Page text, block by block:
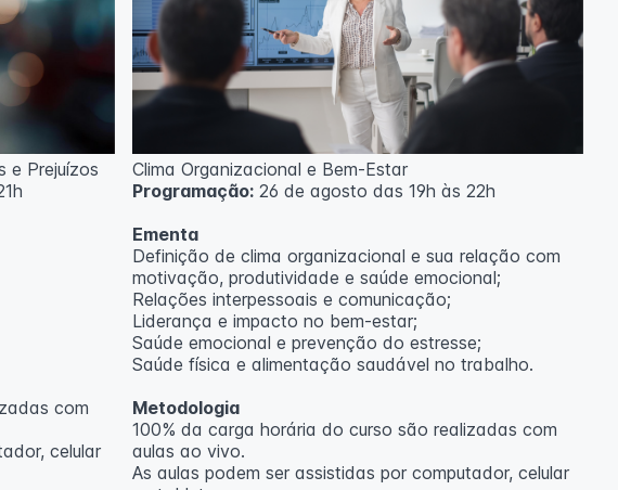
e Prejuízos
com
celular
Clima Organizacional e Bem-Estar
Programação:26 de agosto das 19h às 22h
Ementa
Definição de clima organizacional e sua relação com
motivação, produtividade e saúde emocional;
Relações interpessoais e comunicação;
Liderança e impacto no bem-estar;
Saúde emocional e prevenção do estresse;
Saúde física e alimentação saudável no trabalho.
Metodologia
100% da carga horária do curso são realizadas com
aulas ao vivo.
As aulas podem ser assistidas por computador, celular